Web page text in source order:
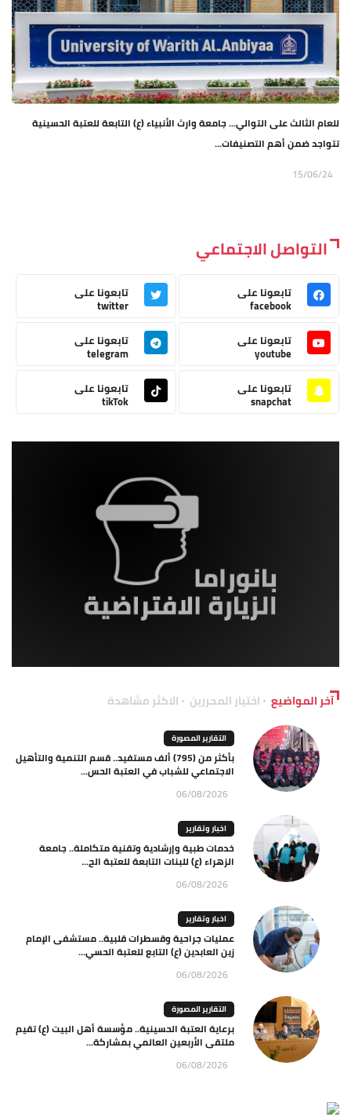
للعام الثالث على التوالي... جامعة وارث الأنبياء (ع) التابعة للعتبة الحسينية
تتواجد ضمن أهم التصنيفات...
15/06/24
التواصل الاجتماعي
تابعونا على
facebook
تابعونا على
twitter
تابعونا على
youtube
تابعونا على
telegram
تابعونا على
snapchat
تابعونا على
tikTok
آخر المواضيع اختيار المحررين الاكثر مشاهدة
التقارير المصورة
بأكثر من (795) ألف مستفيد.. قسم التنمية والتأهيل
الاجتماعي للشباب في العتبة الحس...
06/08/2026
اخبار وتقارير
خدمات طبية وإرشادية وتقنية متكاملة.. جامعة
الزهراء (ع) للبنات التابعة للعتبة الح...
06/08/2026
اخبار وتقارير
عمليات جراحية وقسطرات قلبية.. مستشفى الإمام
زين العابدين (ع) التابع للعتبة الحسي...
06/08/2026
التقارير المصورة
برعاية العتبة الحسينية.. مؤسسة أهل البيت (ع) تقيم
ملتقى الأربعين العالمي بمشاركة...
06/08/2026